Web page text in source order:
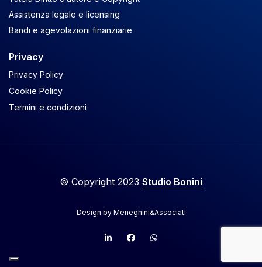
Assistenza legale e licensing
Bandi e agevolazioni finanziarie
Privacy
Privacy Policy
Cookie Policy
Termini e condizioni
© Copyright 2023 Studio Bonini
Design by Meneghini&Associati